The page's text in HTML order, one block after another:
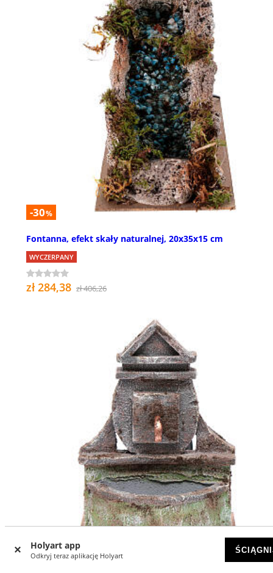
Holyart app
Odkryj teraz aplikację Holyart
-30%
Fontanna, efekt skały naturalnej, 20x35x15 cm
WYCZERPANY
zł 284,38 zł 406,26